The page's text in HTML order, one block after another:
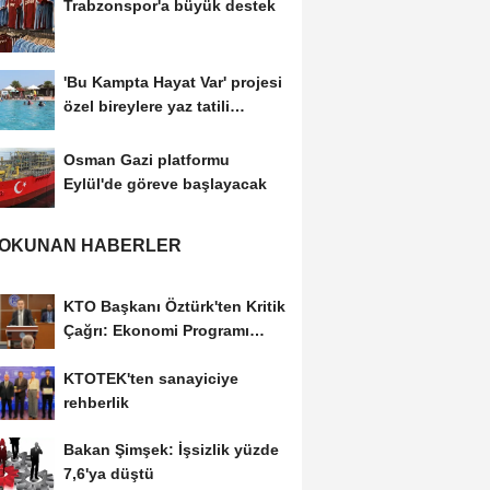
Trabzonspor'a büyük destek
'Bu Kampta Hayat Var' projesi
özel bireylere yaz tatili
Osman Gazi platformu
Eylül'de göreve başlayacak
HABERLER
KTO Başkanı Öztürk'ten Kritik
Çağrı: Ekonomi Programı
KTOTEK'ten sanayiciye
rehberlik
Bakan Şimşek: İşsizlik yüzde
7,6'ya düştü